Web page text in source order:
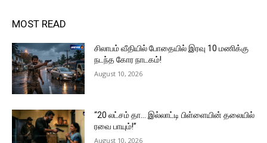
MOST READ
சிலாபம் வீதியில் போதையில் இரவு 10 மணிக்கு
நடந்த கோர நாடகம்!
August 10, 2026
“20 லட்சம் தா… இல்லாட்டி பிள்ளையின் தலையில்
ரவை பாயும்!”
August 10, 2026